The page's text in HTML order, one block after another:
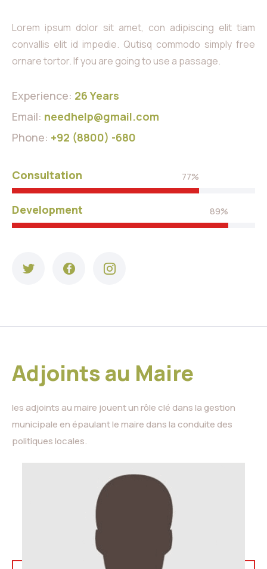
Lorem ipsum dolor sit amet, con adipiscing elit tiam
convallis elit id impedie. Qutisq commodo simply free
ornare tortor. If you are going to use a passage.
Experience: 26 Years
Email: needhelp@gmail.com
Phone: +92 (8800) -680
Consultation 77%
Development 89%
Adjoints au Maire
les adjoints au maire jouent un rôle clé dans la gestion
municipale en épaulant le maire dans la conduite des
politiques locales.